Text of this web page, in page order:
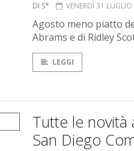
DI S* VENERDÌ 31
Agosto meno piatto
Abrams e di Ridley
LEGGI
Tutte le novità
San Diego